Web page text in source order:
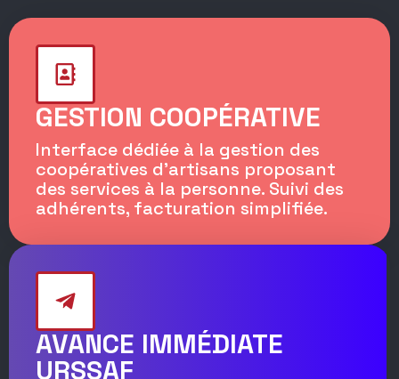
GESTION COOPÉRATIVE
Interface dédiée à la gestion des
coopératives d'artisans proposant
des services à la personne. Suivi des
adhérents, facturation simplifiée.
AVANCE IMMÉDIATE
URSSAF